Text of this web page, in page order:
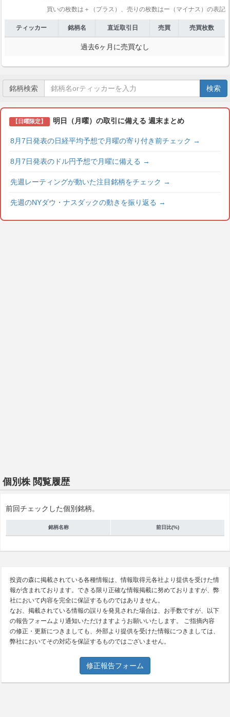
買いの枚数は＋（プラス）、売りの枚数はー（マイナス）の表記
ティッカー 銘柄名 直近取引日 売買 売買枚数
過去6ヶ月に売買なし
銘柄検索 検索
【日曜限定】 明日（月曜）の取引に備える 週末まとめ
8月7日発表の日経平均予想で月曜の寄り付き前チェック →
8月7日発表のドル円予想で月曜に備える →
先週レーティングが動いた注目銘柄をチェック →
先週のNYダウ・ナスダックの動きを振り返る →
個別株 閲覧履歴
前回チェックした個別銘柄。
銘柄名称 前日比(%)
投資の森に掲載されている各種情報は、情報取得元各社より提供を受けた情
報が含まれております。できる限り正確な情報掲載に努めておりますが、弊
社において内容を完全に保証するものではありません。
なお、掲載されている情報の誤りを発見された場合は、お手数ですが、以下
の報告フォームより通知いただけますようお願いいたします。 ご指摘内容
の修正・更新につきましても、外部より提供を受けた情報につきましては、
弊社においてその対応を保証するものではございません。
修正報告フォーム